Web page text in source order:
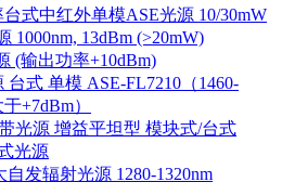
台式中红外单模ASE光源 10/30mW
1000nm, 13dBm (>20mW)
(输出功率+10dBm)
台式 单模 ASE-FL7210（1460-
+7dBm）
光源 增益平坦型 模块式/台式
光源
发辐射光源 1280-1320nm